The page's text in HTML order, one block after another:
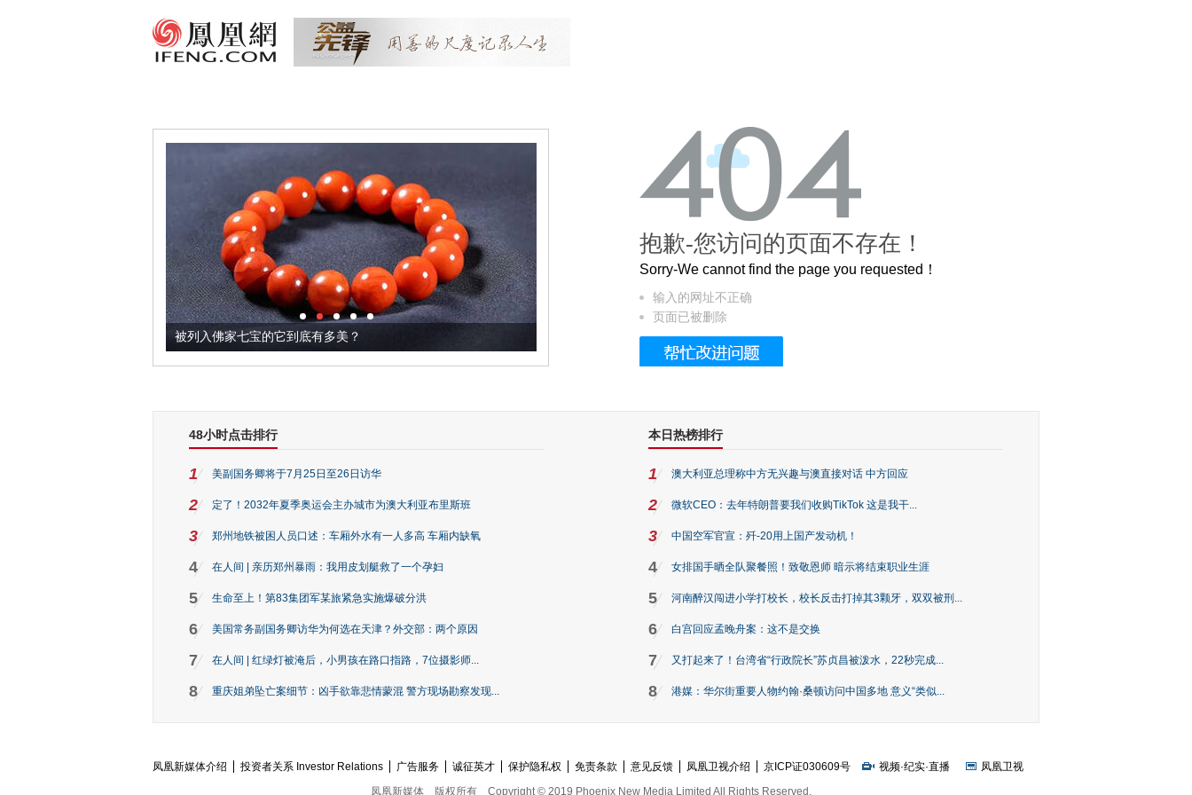
被列入佛家七宝的它到底有多美？ 这个3.2米的长卷，还原了600岁的紫禁城
抱歉-您访问的页面不存在！
Sorry-We cannot find the page you requested！
输入的网址不正确
页面已被删除
48小时点击排行
1 美副国务卿将于7月25日至26日访华
2 定了！2032年夏季奥运会主办城市为澳大利亚布里斯班
3 郑州地铁被困人员口述：车厢外水有一人多高 车厢内缺氧
4 在人间 | 亲历郑州暴雨：我用皮划艇救了一个孕妇
5 生命至上！第83集团军某旅紧急实施爆破分洪
6 美国常务副国务卿访华为何选在天津？外交部：两个原因
7 在人间 | 红绿灯被淹后，小男孩在路口指路，7位摄影师...
8 重庆姐弟坠亡案细节：凶手欲靠悲情蒙混 警方现场勘察发现...
本日热榜排行
1 澳大利亚总理称中方无兴趣与澳直接对话 中方回应
2 微软CEO：去年特朗普要我们收购TikTok 这是我干...
3 中国空军官宣：歼-20用上国产发动机！
4 女排国手晒全队聚餐照！致敬恩师 暗示将结束职业生涯
5 河南醉汉闯进小学打校长，校长反击打掉其3颗牙，双双被刑...
6 白宫回应孟晚舟案：这不是交换
7 又打起来了！台湾省“行政院长”苏贞昌被泼水，22秒完成...
8 港媒：华尔街重要人物约翰·桑顿访问中国多地 意义“类似...
凤凰新媒体介绍 投资者关系 Investor Relations 广告服务 诚征英才 保护隐私权 免责条款 意见反馈 凤凰卫视介绍 京ICP证030609号 视频·纪实·直播
凤凰卫视
凤凰新媒体
版权所有 Copyright © 2019 Phoenix New Media Limited All Rights Reserved.